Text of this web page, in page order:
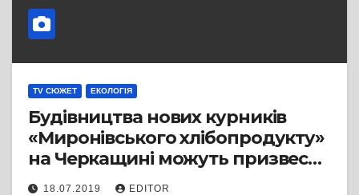
TV СЮЖЕТ ЕКОЛОГІЯ
Будівництва нових курників
«Миронівського хлібопродукту»
на Черкащині можуть призвести
до екологічного лиха
18.07.2019 EDITOR